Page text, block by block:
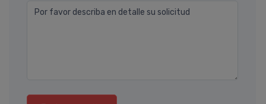
Por favor describa en detalle su solicitud